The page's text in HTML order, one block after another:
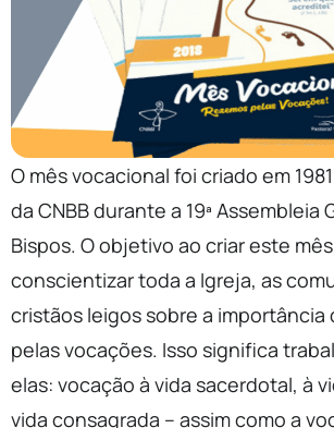
O mês vocacional foi criado em
da CNBB durante a 19ª Assembleia
Bispos. O objetivo ao criar este
conscientizar toda a Igreja, as
cristãos leigos sobre a importância
pelas vocações. Isso significa
elas: vocação à vida sacerdotal, à
vida consagrada – assim como a